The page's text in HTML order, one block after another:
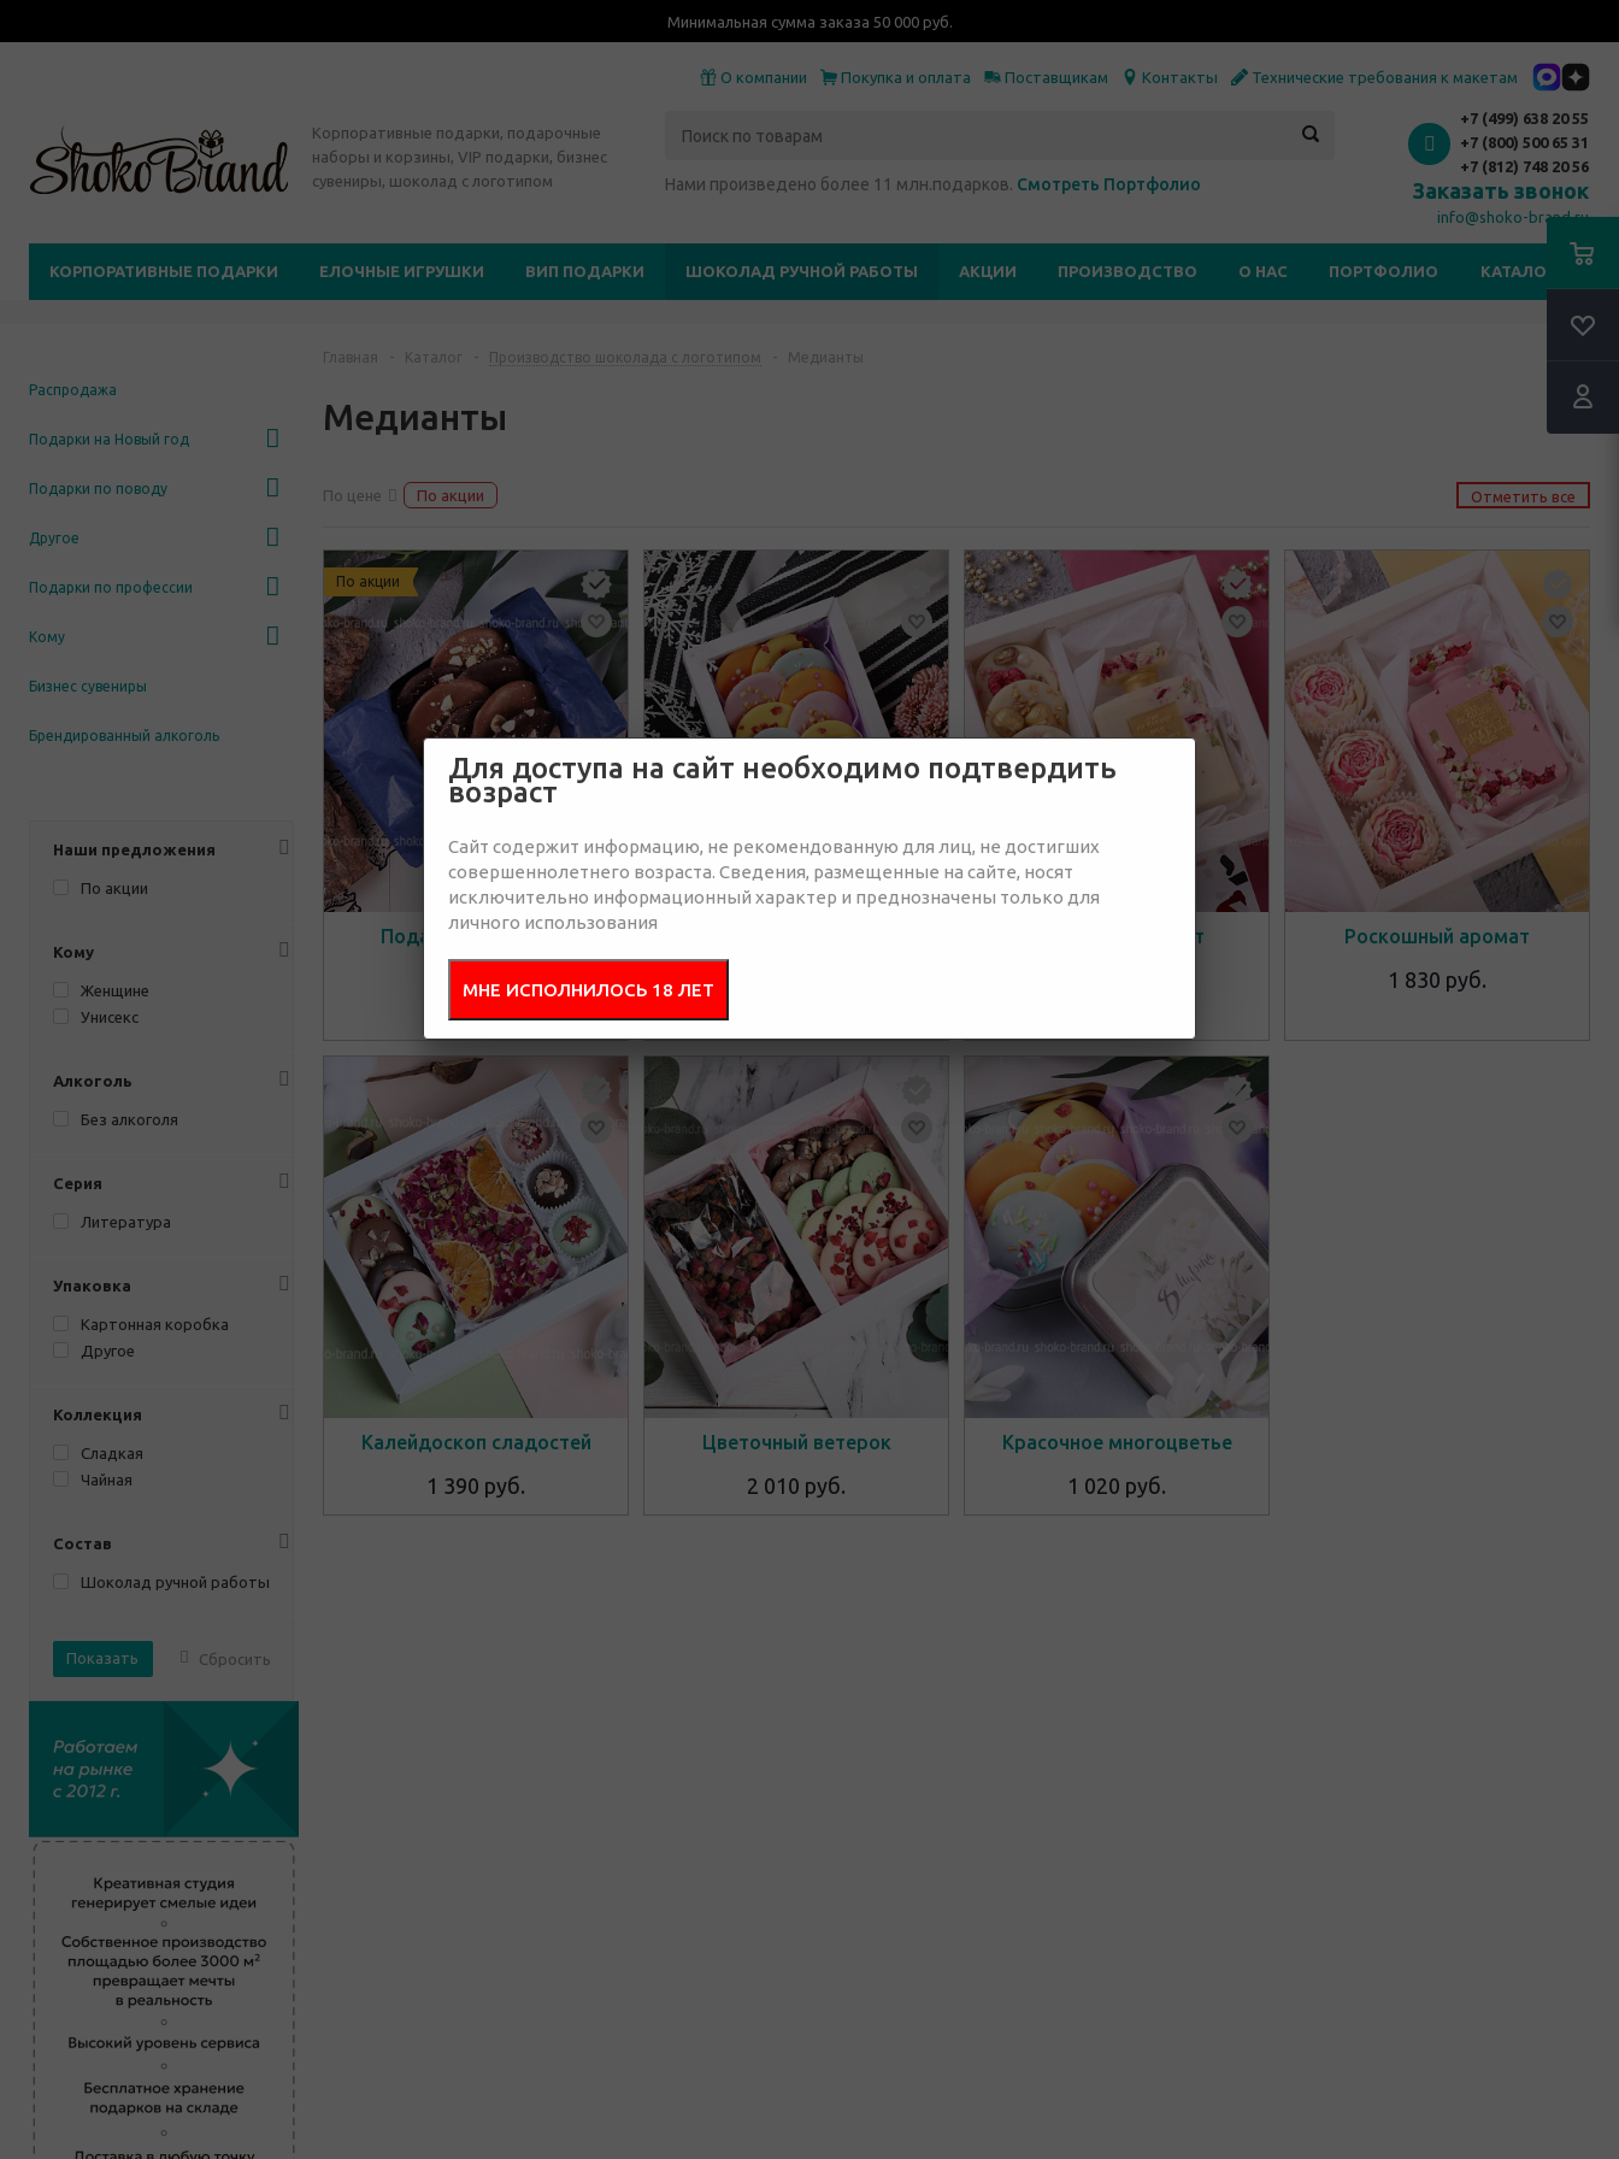
Минимальная сумма заказа 50 000 руб.
О компании Покупка и оплата Поставщикам Контакты Технические требования к макетам
Корпоративные подарки, подарочные
наборы и корзины, VIP подарки, бизнес
сувениры, шоколад с логотипом
Нами произведено более 11 млн.подарков. Смотреть Портфолио
+7 (499) 638 20 55
+7 (800) 500 65 31
+7 (812) 748 20 56
Заказать звонок
info@shoko-brand.ru
КОРПОРАТИВНЫЕ ПОДАРКИ ЕЛОЧНЫЕ ИГРУШКИ ВИП ПОДАРКИ ШОКОЛАД РУЧНОЙ РАБОТЫ АКЦИИ ПРОИЗВОДСТВО О НАС ПОРТФОЛИО КАТАЛОГИ
Распродажа
Подарки на Новый год
Подарки по поводу
Другое
Подарки по профессии
Кому
Бизнес сувениры
Брендированный алкоголь
Наши предложения
По акции
Кому
Женщине
Унисекс
Алкоголь
Без алкоголя
Серия
Литература
Упаковка
Картонная коробка
Другое
Коллекция
Cладкая
Чайная
Состав
Шоколад ручной работы
Сбросить
Главная - Каталог - Производство шоколада с логотипом - Медианты
Медианты
По цене По акции Отметить все
По акции
Подарок защитнику
1 000 руб.
Шикарный аромат Роскошный аромат
1 830 руб.
Калейдоскоп сладостей
1 390 руб.
Цветочный ветерок
2 010 руб.
Красочное многоцветье
1 020 руб.
Для доступа на сайт необходимо подтвердить
возраст
Сайт содержит информацию, не рекомендованную для лиц, не достигших
совершеннолетнего возраста. Сведения, размещенные на сайте, носят
исключительно информационный характер и преднозначены только для
личного использования
МНЕ ИСПОЛНИЛОСЬ 18 ЛЕТ